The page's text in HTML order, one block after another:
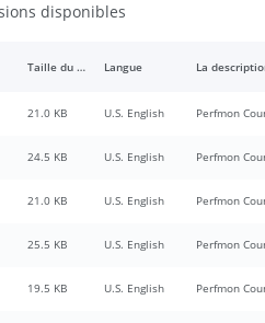
disponibles
Taille du fichier Langue La
21.0 KB U.S. English Perfmon
24.5 KB U.S. English Perfmon
21.0 KB U.S. English Perfmon
25.5 KB U.S. English Perfmon
19.5 KB U.S. English Perfmon